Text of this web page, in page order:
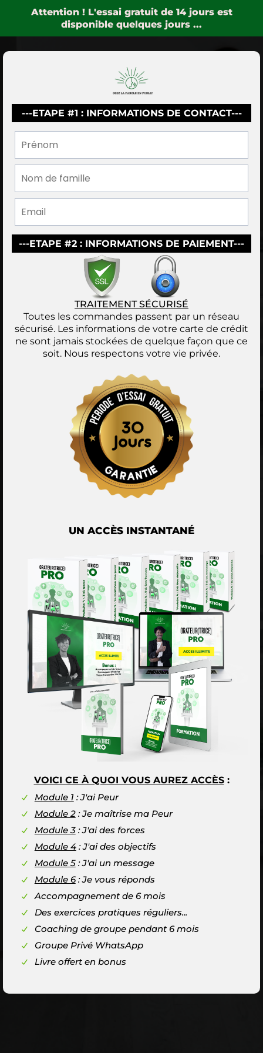
Attention ! L'essai gratuit de 14 jours est
disponible quelques jours ...
---ETAPE #1 : INFORMATIONS DE CONTACT---
---ETAPE #2 : INFORMATIONS DE PAIEMENT---
TRAITEMENT SÉCURISÉ
Toutes les commandes passent par un réseau
sécurisé. Les informations de votre carte de crédit
ne sont jamais stockées de quelque façon que ce
soit. Nous respectons votre vie privée.
UN ACCÈS INSTANTANÉ
VOICI CE À QUOI VOUS AUREZ ACCÈS:
Module 1: J'ai Peur
Module 2: Je maîtrise ma Peur
Module 3: J'ai des forces
Module 4: J'ai des objectifs
Module 5: J'ai un message
Module 6: Je vous réponds
Accompagnement de 6 mois
Des exercices pratiques réguliers...
Coaching de groupe pendant 6 mois
Groupe Privé WhatsApp
Livre offert en bonus